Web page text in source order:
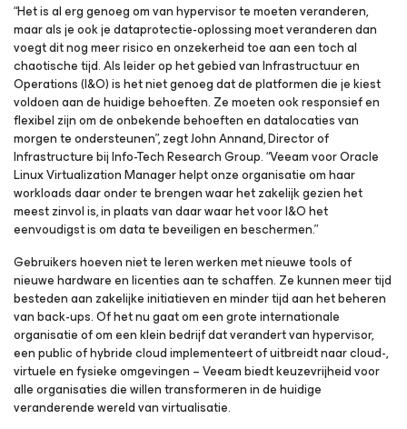
“Het is al erg genoeg om van hypervisor te moeten veranderen,
maar als je ook je dataprotectie-oplossing moet veranderen dan
voegt dit nog meer risico en onzekerheid toe aan een toch al
chaotische tijd. Als leider op het gebied van Infrastructuur en
Operations (I&O) is het niet genoeg dat de platformen die je kiest
voldoen aan de huidige behoeften. Ze moeten ook responsief en
flexibel zijn om de onbekende behoeften en datalocaties van
morgen te ondersteunen”, zegt John Annand, Director of
Infrastructure bij Info-Tech Research Group. “Veeam voor Oracle
Linux Virtualization Manager helpt onze organisatie om haar
workloads daar onder te brengen waar het zakelijk gezien het
meest zinvol is, in plaats van daar waar het voor I&O het
eenvoudigst is om data te beveiligen en beschermen.”
Gebruikers hoeven niet te leren werken met nieuwe tools of
nieuwe hardware en licenties aan te schaffen. Ze kunnen meer tijd
besteden aan zakelijke initiatieven en minder tijd aan het beheren
van back-ups. Of het nu gaat om een grote internationale
organisatie of om een klein bedrijf dat verandert van hypervisor,
een public of hybride cloud implementeert of uitbreidt naar cloud-,
virtuele en fysieke omgevingen – Veeam biedt keuzevrijheid voor
alle organisaties die willen transformeren in de huidige
veranderende wereld van virtualisatie.